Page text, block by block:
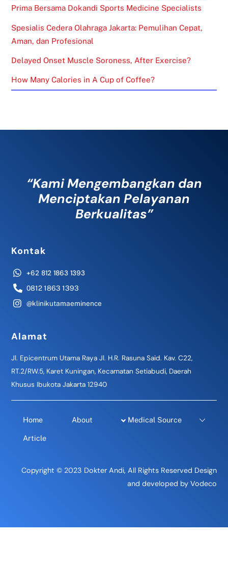
Prima Bersama Dokandi Sports Medicine Specialists
Spesialis Cedera Olahraga Jakarta: Pemulihan Cepat,
Aman, dan Profesional
Delayed Onset Muscle Soroness, After Exercise?
How Many Calories in A Cup of Coffee?
“Kami Mengembangkan dan
Menciptakan Pelayanan
Berkualitas”
Kontak
+62 812 1863 1393
0812 1863 1393
@klinikutamaeminence
Alamat
Jl. Epicentrum Utama Raya Jl. H.R. Rasuna Said. Kav. C22,
RT.2/RW.5, Karet Kuningan, Kecamatan Setiabudi, Daerah
Khusus Ibukota Jakarta 12940
Home About Medical Source
Article
Copyright © 2023 Dokter Andi, All Rights Reserved Design
and developed by Vodeco